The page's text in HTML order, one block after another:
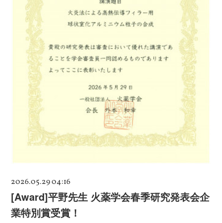
2026.05.29 04:16
[Award]平野先生 火薬学会春季研究発表会企
業特別賞受賞！